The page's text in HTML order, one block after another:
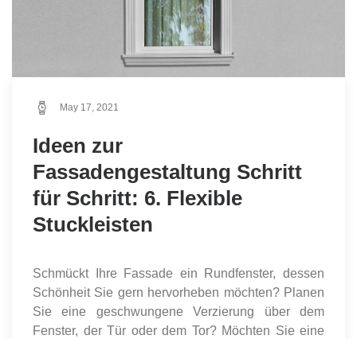
May 17, 2021
Ideen zur
Fassadengestaltung Schritt
für Schritt: 6. Flexible
Stuckleisten
Schmückt Ihre Fassade ein Rundfenster, dessen
Schönheit Sie gern hervorheben möchten? Planen
Sie eine geschwungene Verzierung über dem
Fenster, der Tür oder dem Tor? Möchten Sie eine